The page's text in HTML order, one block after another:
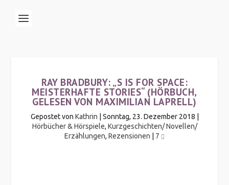
RAY BRADBURY: „S IS FOR SPACE:
MEISTERHAFTE STORIES“ (HÖRBUCH,
GELESEN VON MAXIMILIAN LAPRELL)
Gepostet von Kathrin Sonntag, 23. Dezember 2018
Hörbücher & Hörspiele, Kurzgeschichten/ Novellen/
Erzählungen, Rezensionen 7